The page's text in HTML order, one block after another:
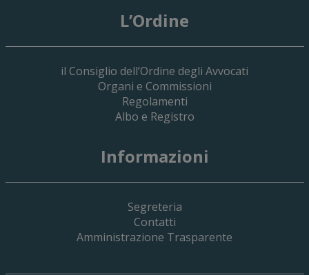
19 Giugno 2026
L’Ordine
il Consiglio dell’Ordine degli Avvocati
Organi e Commissioni
Regolamenti
Albo e Registro
Informazioni
Segreteria
Contatti
Amministrazione Trasparente